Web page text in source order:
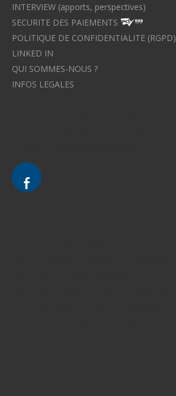
INTERVIEW (apports, perspectives)
SECURITE DES PAIEMENTS
POLITIQUE DE CONFIDENTIALITE (RGPD)
LINKED IN
QUI SOMMES-NOUS ?
INFOS LEGALES